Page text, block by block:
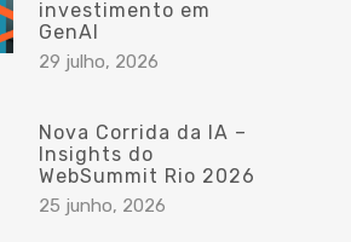
investimento em
GenAI
29 julho, 2026
Nova Corrida da IA –
Insights do
WebSummit Rio 2026
25 junho, 2026